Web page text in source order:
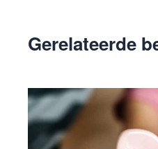
Gerelateerde